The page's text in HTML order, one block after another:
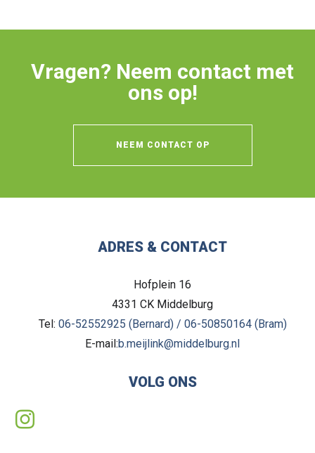
Vragen? Neem contact met
ons op!
NEEM CONTACT OP
ADRES & CONTACT
Hofplein 16
4331 CK Middelburg
Tel: 06-52552925 (Bernard) / 06-50850164 (Bram)
E-mail:b.meijlink@middelburg.nl
VOLG ONS